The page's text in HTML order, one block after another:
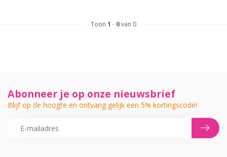
Toon 1 - 0van 0
Abonneer je op onze nieuwsbrief
Blijf op de hoogte en ontvang gelijk een 5% kortingscode!